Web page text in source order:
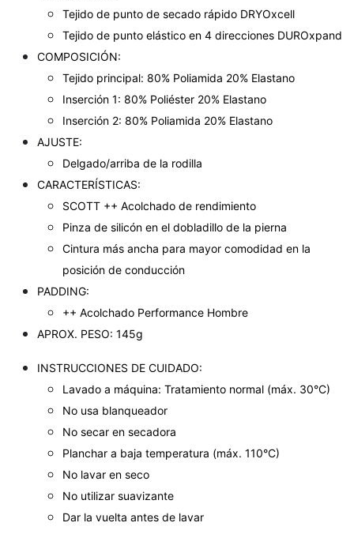
Tejido de punto de secado rápido DRYOxcell
Tejido de punto elástico en 4 direcciones DUROxpand
COMPOSICIÓN:
Tejido principal: 80% Poliamida 20% Elastano
Inserción 1: 80% Poliéster 20% Elastano
Inserción 2: 80% Poliamida 20% Elastano
AJUSTE:
Delgado/arriba de la rodilla
CARACTERÍSTICAS:
SCOTT ++ Acolchado de rendimiento
Pinza de silicón en el dobladillo de la pierna
Cintura más ancha para mayor comodidad en la
posición de conducción
PADDING:
++ Acolchado Performance Hombre
APROX. PESO: 145g
INSTRUCCIONES DE CUIDADO:
Lavado a máquina: Tratamiento normal (máx. 30°C)
No usa blanqueador
No secar en secadora
Planchar a baja temperatura (máx. 110°C)
No lavar en seco
No utilizar suavizante
Dar la vuelta antes de lavar